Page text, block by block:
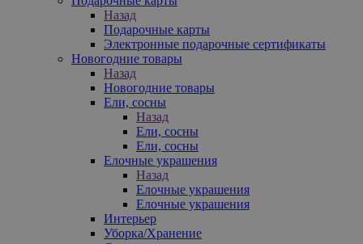
Назад
Подарочные карты
Электронные подарочные сертификаты
Новогодние товары
Назад
Новогодние товары
Ели, сосны
Назад
Ели, сосны
Ели, сосны
Елочные украшения
Назад
Елочные украшения
Елочные украшения
Интерьер
Уборка/Хранение